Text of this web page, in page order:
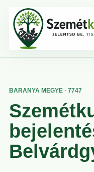
BARANYA MEGYE · 7747